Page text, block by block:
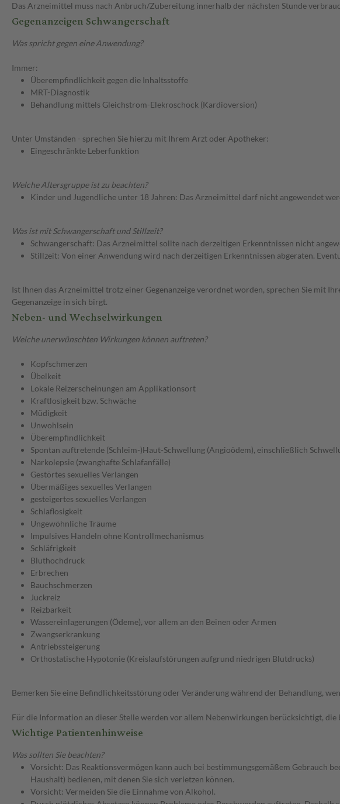
Das Arzneimittel muss nach Anbruch/Zubereitung innerhalb der nächsten Stunde
Gegenanzeigen Schwangerschaft
Was spricht gegen eine Anwendung?
Immer:
Überempfindlichkeit gegen die Inhaltsstoffe
MRT-Diagnostik
Behandlung mittels Gleichstrom-Elekroschock (Kardioversion)
Unter Umständen - sprechen Sie hierzu mit Ihrem Arzt oder Apotheker:
Eingeschränkte Leberfunktion
Welche Altersgruppe ist zu beachten?
Kinder und Jugendliche unter 18 Jahren: Das Arzneimittel darf nicht angewendet
Was ist mit Schwangerschaft und Stillzeit?
Schwangerschaft: Das Arzneimittel sollte nach derzeitigen Erkenntnissen nicht
Stillzeit: Von einer Anwendung wird nach derzeitigen Erkenntnissen abgeraten.
Ist Ihnen das Arzneimittel trotz einer Gegenanzeige verordnet worden, sprechen Sie mit
Gegenanzeige in sich birgt.
Neben- und Wechselwirkungen
Welche unerwünschten Wirkungen können auftreten?
Kopfschmerzen
Übelkeit
Lokale Reizerscheinungen am Applikationsort
Kraftlosigkeit bzw. Schwäche
Müdigkeit
Unwohlsein
Überempfindlichkeit
Spontan auftretende (Schleim-)Haut-Schwellung (Angioödem), einschließlich
Narkolepsie (zwanghafte Schlafanfälle)
Gestörtes sexuelles Verlangen
Übermäßiges sexuelles Verlangen
gesteigertes sexuelles Verlangen
Schlaflosigkeit
Ungewöhnliche Träume
Impulsives Handeln ohne Kontrollmechanismus
Schläfrigkeit
Bluthochdruck
Erbrechen
Bauchschmerzen
Juckreiz
Reizbarkeit
Wassereinlagerungen (Ödeme), vor allem an den Beinen oder Armen
Zwangserkrankung
Antriebssteigerung
Orthostatische Hypotonie (Kreislaufstörungen aufgrund niedrigen Blutdrucks)
Bemerken Sie eine Befindlichkeitsstörung oder Veränderung während der Behandlung,
Für die Information an dieser Stelle werden vor allem Nebenwirkungen berücksichtigt,
Wichtige Patientenhinweise
Was sollten Sie beachten?
Vorsicht: Das Reaktionsvermögen kann auch bei bestimmungsgemäßem Gebrauch
Haushalt) bedienen, mit denen Sie sich verletzen können.
Vorsicht: Vermeiden Sie die Einnahme von Alkohol.